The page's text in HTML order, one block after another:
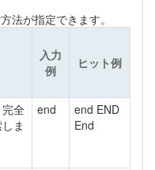
法が指定できます。
入力
例
ヒット例
全
ま
end
end END
End